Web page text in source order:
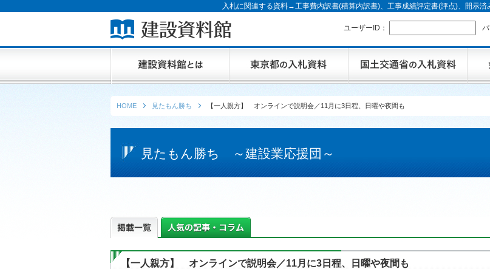
入札に関連する資料→工事費内訳書(積算内訳書)、工事成績評定書(評点)、開示
ユーザーID：
HOME 見たもん勝ち 【一人親方】 オンラインで説明会／11月に3日程、日曜や夜間も
見たもん勝ち ～建設業応援団～
【一人親方】 オンラインで説明会／11月に3日程、日曜や夜間も